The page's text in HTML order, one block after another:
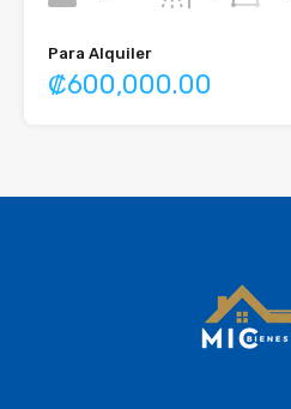
Para Alquiler
₡600,000.00